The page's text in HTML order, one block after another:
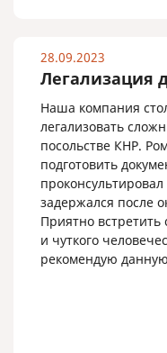
28.09.2023
Легализация
Наша компания
легализовать
посольстве КНР.
подготовить
задержался после
Приятно
и чуткого
рекомендую